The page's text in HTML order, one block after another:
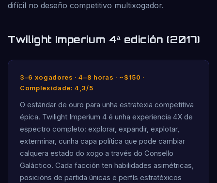
difícil no deseño competitivo multixogador.
Twilight Imperium 4ª edición (2017)
3–6 xogadores · 4–8 horas · ~$150 ·
Complexidade: 4,3/5
O estándar de ouro para unha estratexia competitiva
épica. Twilight Imperium 4 é unha experiencia 4X de
espectro completo: explorar, expandir, explotar,
exterminar, cunha capa política que pode cambiar
calquera estado do xogo a través do Consello
Galáctico. Cada facción ten habilidades asimétricas,
posicións de partida únicas e perfís estratéxicos